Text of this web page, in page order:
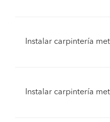
Instalar carpintería
Instalar carpintería